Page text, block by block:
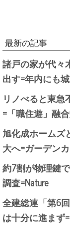
最新の記事
諸戸の家が代々
出す=年内にも
リノべると東
=「職住遊」融
旭化成ホームズ
大へ=ガーデン
約7割が物理鍵
調査=Nature
全建総連「第6
は十分に進まず